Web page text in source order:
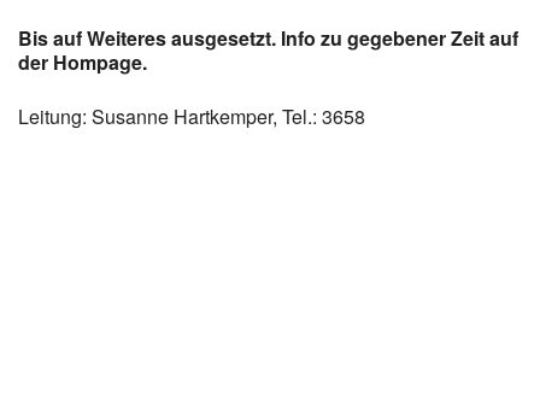
Bis auf Weiteres ausgesetzt. Info zu gegebener Zeit auf
der Hompage.
Leitung: Susanne Hartkemper, Tel.: 3658